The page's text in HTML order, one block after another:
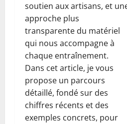
soutien aux artisans, et
approche plus
transparente du matériel
qui nous accompagne à
chaque entraînement.
Dans cet article, je vous
propose un parcours
détaillé, fondé sur des
chiffres récents et des
exemples concrets, pour